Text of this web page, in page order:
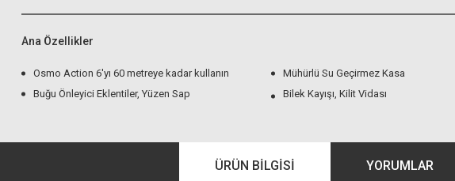
Ana Özellikler
Osmo Action 6'yı 60 metreye kadar kullanın
Mühürlü Su Geçirmez Kasa
Buğu Önleyici Eklentiler, Yüzen Sap
Bilek Kayışı, Kilit Vidası
ÜRÜN BILGISI YORUMLAR